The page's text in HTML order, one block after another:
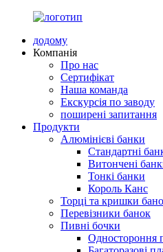
додому
Компанія
Про нас
Сертифікат
Наша команда
Екскурсія по заводу
поширені запитання
Продукти
Алюмінієві банки
Стандартні
Витончені
Тонкі банки
Король Канс
Торці та кришки
Перевізники банок
Пивні бочки
Одностороння